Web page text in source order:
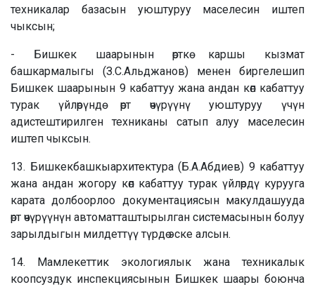
техникалар базасын уюштуруу маселесин иштеп
чыксын;
- Бишкек шаарынын өрткө каршы кызмат
башкармалыгы (З.С.Альджанов) менен биргелешип
Бишкек шаарынын 9 кабаттуу жана андан көп кабаттуу
турак үйлөрүндө өрт өчүрүүнү уюштуруу үчүн
адистештирилген техниканы сатып алуу маселесин
иштеп чыксын.
13. Бишкекбашкыархитектура (Б.А.Абдиев) 9 кабаттуу
жана андан жогору көп кабаттуу турак үйлөрдү курууга
карата долбоорлоо документациясын макулдашууда
өрт өчүрүүнүн автоматташтырылган системасынын болуу
зарылдыгын милдеттүү түрдө эске алсын.
14. Мамлекеттик экологиялык жана техникалык
коопсуздук инспекциясынын Бишкек шаары боюнча